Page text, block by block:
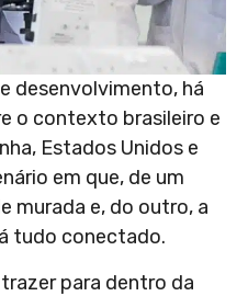
desenvolvimento, há
o contexto brasileiro e
Estados Unidos e
em que, de um
murada e, do outro, a
tudo conectado.
para dentro da